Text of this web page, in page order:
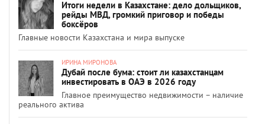
Итоги недели в Казахстане: дело дольщиков,
рейды МВД, громкий приговор и победы
боксёров
Главные новости Казахстана и мира выпуске
ИРИНА МИРОНОВА
Дубай после бума: стоит ли казахстанцам
инвестировать в ОАЭ в 2026 году
Главное преимущество недвижимости – наличие
реального актива